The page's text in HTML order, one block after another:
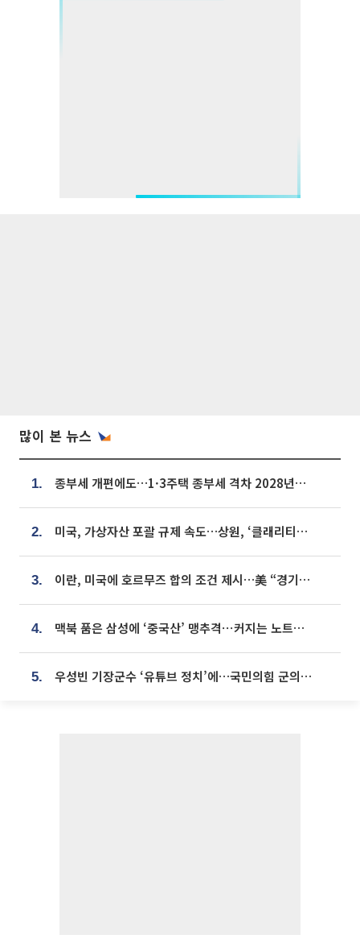
많이 본 뉴스
1. 종부세 개편에도…1·3주택 종부세 격차 2028년부터 확대
2. 미국, 가상자산 포괄 규제 속도…상원, ‘클래리티법’ 9월 절차투표 추진
3. 이란, 미국에 호르무즈 합의 조건 제시…美 “경기 아직 안 끝나” [종합]
4. 맥북 품은 삼성에 ‘중국산’ 맹추격⋯커지는 노트북 OLED 시장
5. 우성빈 기장군수 ‘유튜브 정치’에…국민의힘 군의원들 집단 반발